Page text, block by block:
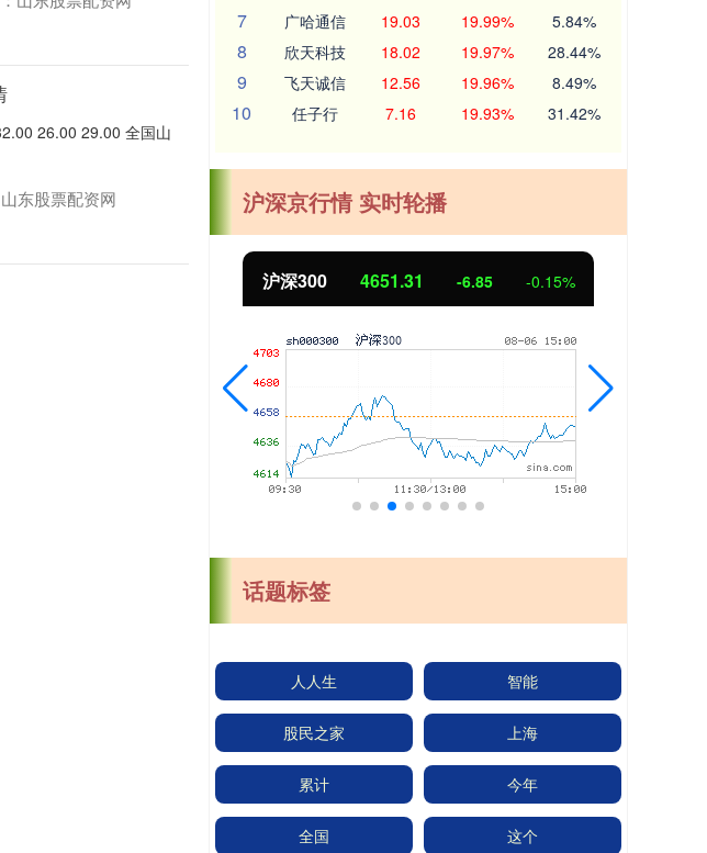
26.00 29.00 全国山
山东股票配资网
7 广哈通信 19.03 19.99% 5.84%
8 欣天科技 18.02 19.97% 28.44%
9 飞天诚信 12.56 19.96% 8.49%
10 任子行 7.16 19.93% 31.42%
沪深京行情 实时轮播
北证50 1122.88 3.42
话题标签
人人生 智能
股民之家 上海
累计 今年
全国 这个